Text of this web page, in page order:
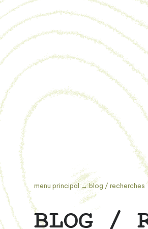
menu principal→blog / recherches
BLOG /